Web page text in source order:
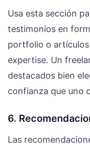
Usa esta sección
testimonios en
portfolio o
expertise. Un
destacados bien
confianza que uno
6.
Las